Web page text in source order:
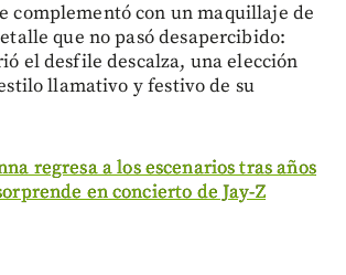
complementó con un maquillaje de
que no pasó desapercibido:
el desfile descalza, una elección
llamativo y festivo de su
regresa a los escenarios tras años
en concierto de Jay-Z